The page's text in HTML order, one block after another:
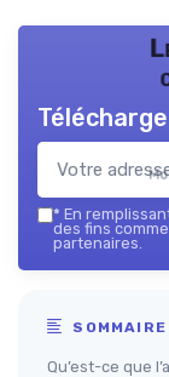
* En
des fins
partenaires.
SOMMAIRE
Qu’est-ce que